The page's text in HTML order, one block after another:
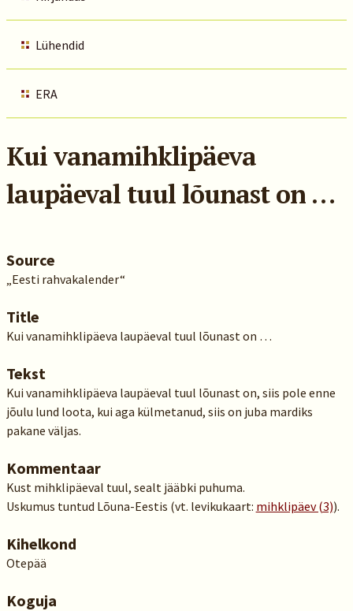
Lühendid
ERA
Kui vanamihklipäeva
laupäeval tuul lõunast on …
Source
„Eesti rahvakalender“
Title
Kui vanamihklipäeva laupäeval tuul lõunast on …
Tekst
Kui vanamihklipäeva laupäeval tuul lõunast on, siis pole enne
jõulu lund loota, kui aga külmetanud, siis on juba mardiks
pakane väljas.
Kommentaar
Kust mihklipäeval tuul, sealt jääbki puhuma.
Uskumus tuntud Lõuna-Eestis (vt. levikukaart: mihklipäev (3)).
Kihelkond
Otepää
Koguja